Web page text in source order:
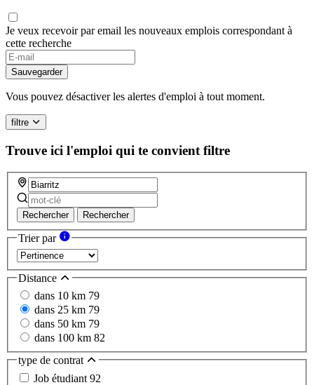
Je veux recevoir par email les nouveaux emplois correspondant à
cette recherche
If
you
are
a
human,
ignore
this
field
Sauvegarder
Vous pouvez désactiver les alertes d'emploi à tout moment.
filtre
Trouve ici l'emploi qui te convient filtre
Rechercher Rechercher
Trier par
Distance
dans 10 km 79
dans 25 km 79
dans 50 km 79
dans 100 km 82
type de contrat
Job étudiant 92